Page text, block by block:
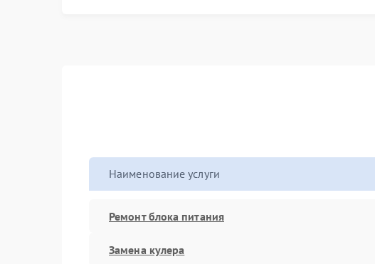
Наименование услуги
Ремонт блока питания
Замена кулера